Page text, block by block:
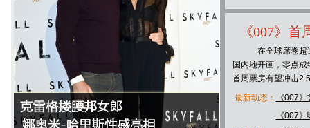
《007》首
在全球席卷超过
国内地开画，零点
首周票房有望冲击
最新动态：
《007
《007